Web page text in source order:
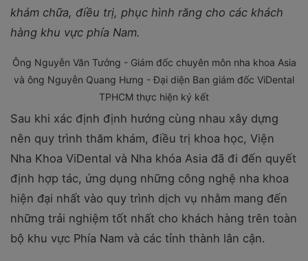
khám chữa, điều trị, phục hình răng cho các khách
hàng khu vực phía Nam.
Ông Nguyễn Văn Tưởng - Giám đốc chuyên môn nha khoa Asia
và ông Nguyễn Quang Hưng - Đại diện Ban giám đốc ViDental
TPHCM thực hiện ký kết
Sau khi xác định định hướng cùng nhau xây dựng
nên quy trình thăm khám, điều trị khoa học, Viện
Nha Khoa ViDental và Nha khóa Asia đã đi đến quyết
định hợp tác, ứng dụng những công nghệ nha khoa
hiện đại nhất vào quy trình dịch vụ nhằm mang đến
những trải nghiệm tốt nhất cho khách hàng trên toàn
bộ khu vực Phía Nam và các tỉnh thành lân cận.